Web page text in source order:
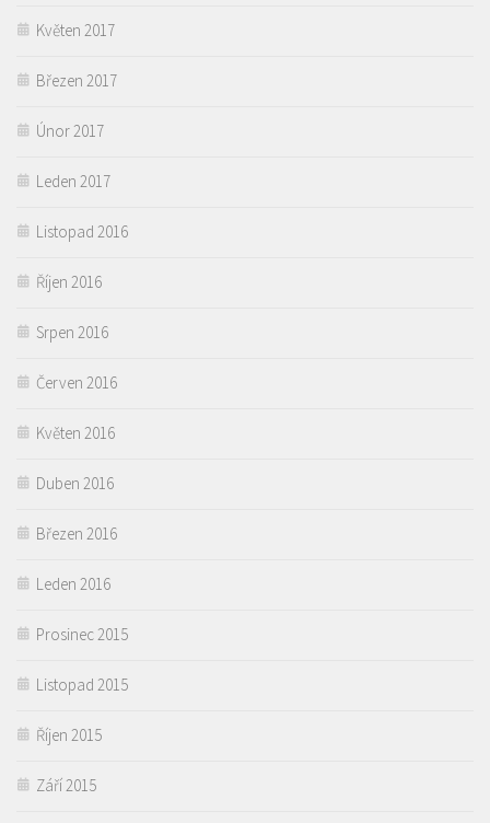
Květen 2017
Březen 2017
Únor 2017
Leden 2017
Listopad 2016
Říjen 2016
Srpen 2016
Červen 2016
Květen 2016
Duben 2016
Březen 2016
Leden 2016
Prosinec 2015
Listopad 2015
Říjen 2015
Září 2015